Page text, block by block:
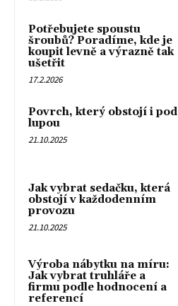
Potřebujete spoustu
šroubů? Poradíme, kde je
koupit levně a výrazně tak
ušetřit
17.2.2026
Povrch, který obstojí i pod
lupou
21.10.2025
Jak vybrat sedačku, která
obstojí v každodenním
provozu
21.10.2025
Výroba nábytku na míru:
Jak vybrat truhláře a
firmu podle hodnocení a
referencí